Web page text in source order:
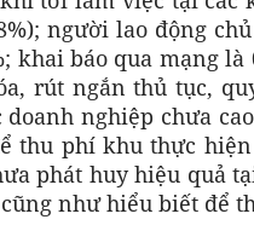
người lao động
khai báo qua mạng
rút ngắn thủ tục,
doanh nghiệp chưa
thu phí khu thực
phát huy hiệu quả
như hiểu biết để